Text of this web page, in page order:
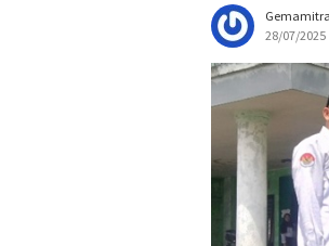
Gemamitra
28/07/2025